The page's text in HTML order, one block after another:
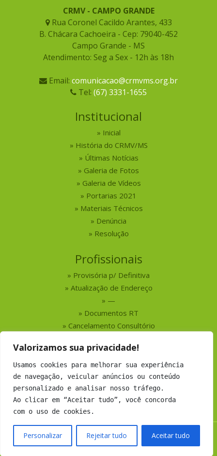
Valorizamos sua privacidade!
Usamos cookies para melhorar sua experiência
de navegação, veicular anúncios ou conteúdo
personalizado e analisar nosso tráfego.
Ao clicar em “Aceitar tudo”, você concorda
com o uso de cookies.
Personalizar Rejeitar tudo Aceitar tudo
CRMV - CAMPO GRANDE
Rua Coronel Cacildo Arantes, 433
B. Chácara Cachoeira - Cep: 79040-452
Campo Grande - MS
Atendimento: Seg a Sex - 12h às 18h
Email: comunicacao@crmvms.org.br
Tel: (67) 3331-1655
Institucional
Inicial
História do CRMV/MS
Últimas Notícias
Galeria de Fotos
Galeria de Vídeos
Portarias 2021
Materiais Técnicos
Denúncia
Resolução
Profissionais
Provisória p/ Definitiva
Atualização de Endereço
—
Documentos RT
Cancelamento Consultório
Serviços
Busca por Profissionais
Busca por Empresas
Números do CRMV-MS
Copyright 2019 CRMV-MS - Todos os direitos Reservados.
Desenvolvimento:Argo Soluções